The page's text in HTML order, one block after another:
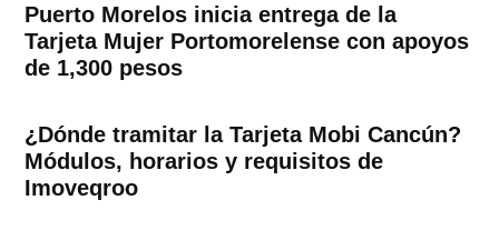
Puerto Morelos inicia entrega de la
Tarjeta Mujer Portomorelense con apoyos
de 1,300 pesos
¿Dónde tramitar la Tarjeta Mobi Cancún?
Módulos, horarios y requisitos de
Imoveqroo